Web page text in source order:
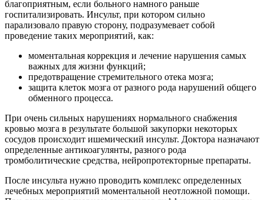
благоприятным, если больного намного раньше
госпитализировать. Инсульт, при котором сильно
парализовало правую сторону, подразумевает собой
проведение таких мероприятий, как:
моментальная коррекция и лечение нарушения самых
важных для жизни функций;
предотвращение стремительного отека мозга;
защита клеток мозга от разного рода нарушений общего
обменного процесса.
При очень сильных нарушениях нормального снабжения
кровью мозга в результате большой закупорки некоторых
сосудов происходит ишемический инсульт. Доктора назначают
определенные антикоагулянты, разного рода
тромболитические средства, нейропротекторные препараты.
После инсульта нужно проводить комплекс определенных
лечебных мероприятий моментальной неотложной помощи.